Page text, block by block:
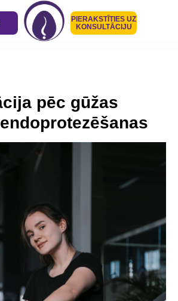
PIERAKSTĪTIES UZ
KONSULTĀCIJU
pēc gūžas